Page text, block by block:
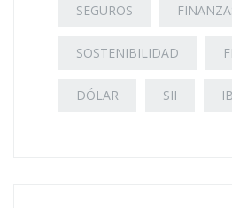
SEGUROS
SOSTENIBILIDAD
DÓLAR SII